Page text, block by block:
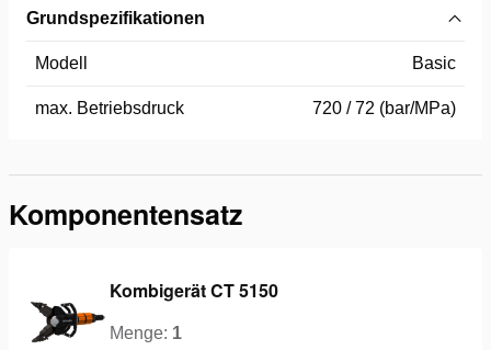
Grundspezifikationen
Modell Basic
max. Betriebsdruck 720 / 72 (bar/MPa)
Komponentensatz
Kombigerät CT 5150
Menge: 1